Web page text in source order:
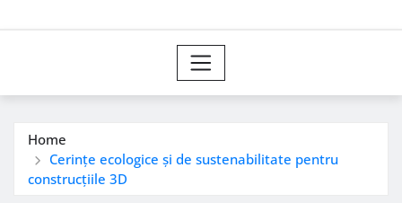
Home
Cerințe ecologice și de sustenabilitate pentru
construcțiile 3D